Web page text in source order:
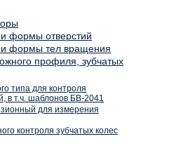
формы отверстий
и формы тел вращения
профиля, зубчатых
типа для контроля
в т.ч. шаблонов БВ-2041
для измерения
контроля зубчатых колес